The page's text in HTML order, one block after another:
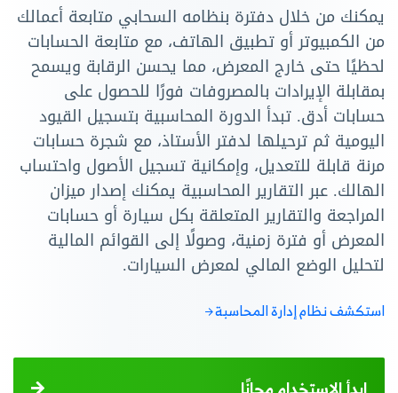
يمكنك من خلال دفترة بنظامه السحابي متابعة أعمالك
من الكمبيوتر أو تطبيق الهاتف، مع متابعة الحسابات
لحظيًا حتى خارج المعرض، مما يحسن الرقابة ويسمح
بمقابلة الإيرادات بالمصروفات فورًا للحصول على
حسابات أدق. تبدأ الدورة المحاسبية بتسجيل القيود
اليومية ثم ترحيلها لدفتر الأستاذ، مع شجرة حسابات
مرنة قابلة للتعديل، وإمكانية تسجيل الأصول واحتساب
الهالك. عبر التقارير المحاسبية يمكنك إصدار ميزان
المراجعة والتقارير المتعلقة بكل سيارة أو حسابات
المعرض أو فترة زمنية، وصولًا إلى القوائم المالية
لتحليل الوضع المالي لمعرض السيارات.
استكشف نظام إدارة المحاسبة